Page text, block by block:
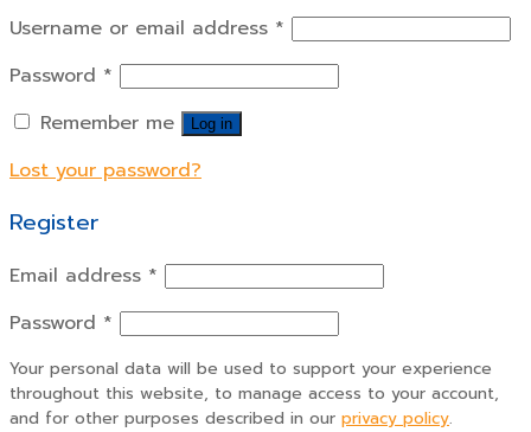
Username or email address *
Password *
Remember me
Log in
Lost your password?
Register
Email address *
Password *
Your personal data will be used to support your experience
throughout this website, to manage access to your account,
and for other purposes described in our privacy policy.